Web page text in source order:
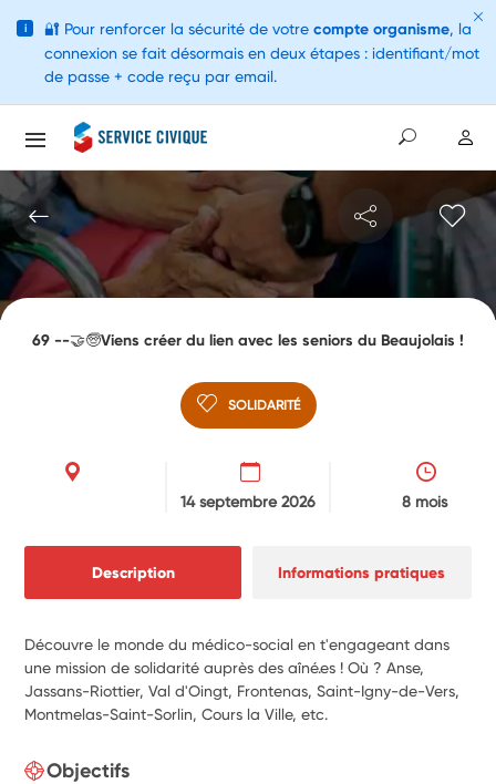
69 --🤝🧓Viens créer du lien avec les seniors du Beaujolais !
SOLIDARITÉ
14 septembre 2026 8 mois
Description Informations pratiques
Découvre le monde du médico-social en t'engageant dans
une mission de solidarité auprès des aîné.es ! Où ? Anse,
Jassans-Riottier, Val d'Oingt, Frontenas, Saint-Igny-de-Vers,
Montmelas-Saint-Sorlin, Cours la Ville, etc.
Objectifs
i 🔐 Pour renforcer la sécurité de votre compte organisme, la
connexion se fait désormais en deux étapes : identifiant/mot
de passe + code reçu par email.